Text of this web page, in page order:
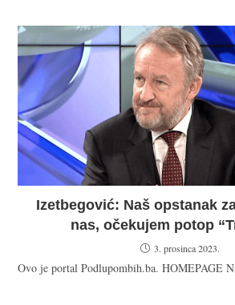
Izetbegović: Naš opstanak
nas, očekujem potop
3. prosinca 2023.
Ovo je portal Podlupombih.ba. HOMEPAGE